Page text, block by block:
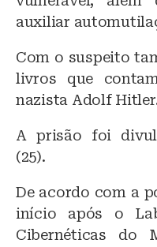
y
o
o
k
p
p
auxiliar
Com o suspeito
livros que
nazista Adolf
A prisão foi
(25).
De acordo com a
início após o
Cibernéticas do